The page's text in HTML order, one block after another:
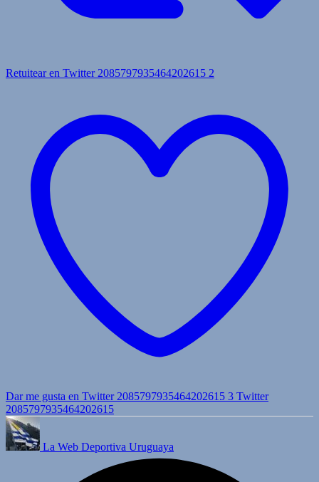
Retuitear en Twitter 2085797935464202615 2
Dar me gusta en Twitter 2085797935464202615 3 Twitter
2085797935464202615
La Web Deportiva Uruguaya